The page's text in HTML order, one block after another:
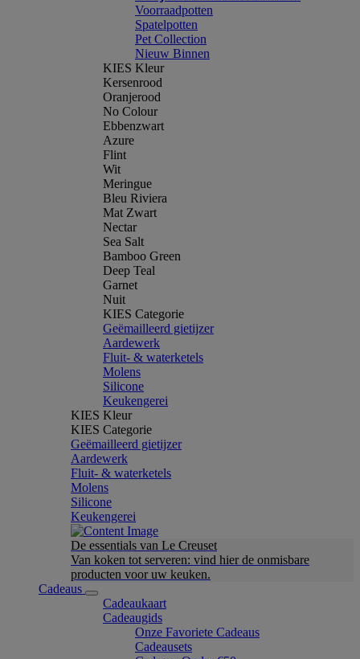
Voorraadpotten
Spatelpotten
Pet Collection
Nieuw Binnen
KIES Kleur
Kersenrood
Oranjerood
No Colour
Ebbenzwart
Azure
Flint
Wit
Meringue
Bleu Riviera
Mat Zwart
Nectar
Sea Salt
Bamboo Green
Deep Teal
Garnet
Nuit
KIES Categorie
Geëmailleerd gietijzer
Aardewerk
Fluit- & waterketels
Molens
Silicone
Keukengerei
KIES Kleur
KIES Categorie
Geëmailleerd gietijzer
Aardewerk
Fluit- & waterketels
Molens
Silicone
Keukengerei
De essentials van Le Creuset
Van koken tot serveren: vind hier de onmisbare
producten voor uw keuken.
Cadeaus
Cadeaukaart
Cadeaugids
Onze Favoriete Cadeaus
Cadeausets